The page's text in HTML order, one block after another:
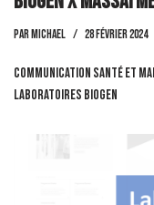
par Michael 28 février 2024
Communication santé et
Laboratoires BIOGEN